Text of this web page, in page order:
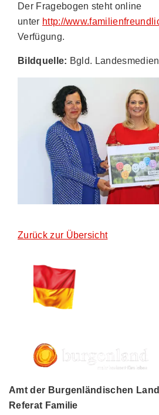
Der Fragebogen steht online
unter http://
Verfügung.
Bildquelle: Bgld.
Zurück zur Übersicht
Amt der Burgenländischen
Referat Familie